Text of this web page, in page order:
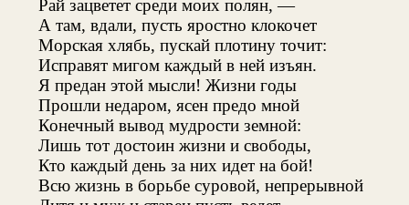
Рай зацветет среди моих полян, —
А там, вдали, пусть яростно клокочет
Морская хлябь, пускай плотину точит:
Исправят мигом каждый в ней изъян.
Я предан этой мысли! Жизни годы
Прошли недаром, ясен предо мной
Конечный вывод мудрости земной:
Лишь тот достоин жизни и свободы,
Кто каждый день за них идет на бой!
Всю жизнь в борьбе суровой, непрерывной